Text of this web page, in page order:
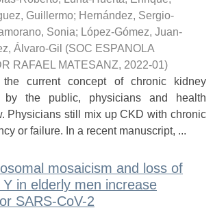
Guillermo; Hernández, Sergio-
Sonia; López-Gómez, Juan-
Álvaro-Gil (SOC ESPANOLA
RAFAEL MATESANZ, 2022-01)
current concept of chronic kidney
by the public, physicians and health
Physicians still mix up CKD with chronic
or failure. In a recent manuscript, ...
mosaicism and loss of
in elderly men increase
SARS-CoV-2